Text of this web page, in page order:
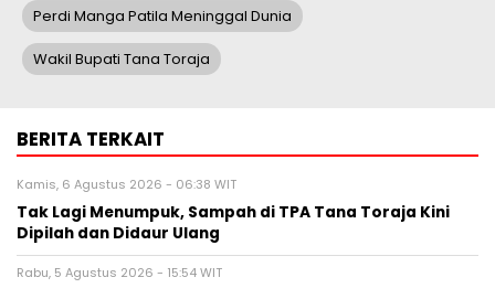
Perdi Manga Patila Meninggal Dunia
Wakil Bupati Tana Toraja
BERITA TERKAIT
Kamis, 6 Agustus 2026 - 06:38 WIT
Tak Lagi Menumpuk, Sampah di TPA Tana Toraja Kini
Dipilah dan Didaur Ulang
Rabu, 5 Agustus 2026 - 15:54 WIT